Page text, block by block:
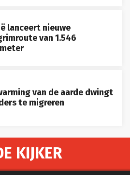
lanceert nieuwe
van 1.546
van de aarde dwingt
te migreren
KIJKER